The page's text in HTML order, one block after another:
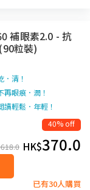
補眼素2.0 - 抗
粒裝)
清！
眼痕．潤！
輕鬆．年輕！
40% off
618.0 HK$370.0
已有30人購買